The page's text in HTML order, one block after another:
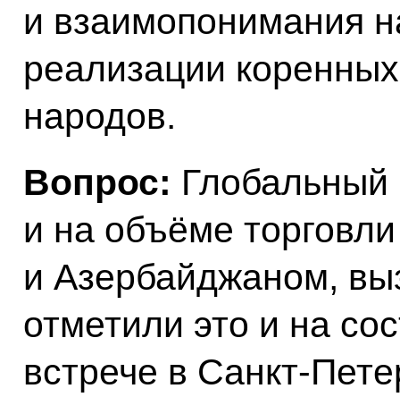
и взаимопонимания
реализации
народов.
Вопрос: Глобальный
и на объёме
и Азербайджаном,
отметили это и на
встрече в Санкт-